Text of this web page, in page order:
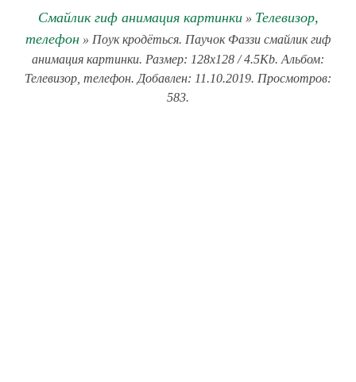
Смайлик гиф анимация картинки» Телевизор,
телефон » Поук кродёться. Паучок Фаззи смайлик гиф
анимация картинки. Размер: 128x128 / 4.5Kb. Альбом:
Телевизор, телефон. Добавлен: 11.10.2019. Просмотров:
583.